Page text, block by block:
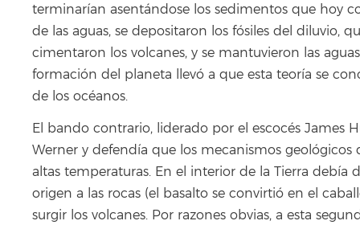
terminarían asentándose los sedimentos que hoy
de las aguas, se depositaron los fósiles del diluvio,
cimentaron los volcanes, y se mantuvieron las
formación del planeta llevó a que esta teoría se
de los océanos.
El bando contrario, liderado por el escocés James
Werner y defendía que los mecanismos
altas temperaturas. En el interior de la Tierra
origen a las rocas (el basalto se convirtió en el
surgir los volcanes. Por razones obvias, a esta